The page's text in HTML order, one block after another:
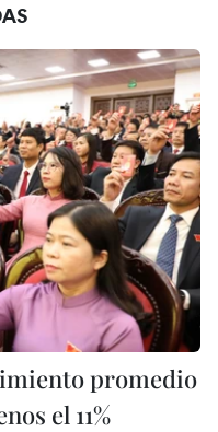
promedio
el 11%